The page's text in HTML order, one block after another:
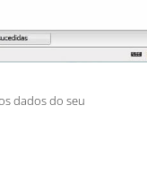
dados do seu